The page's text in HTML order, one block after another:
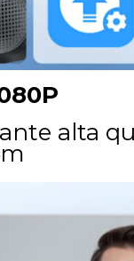
alta